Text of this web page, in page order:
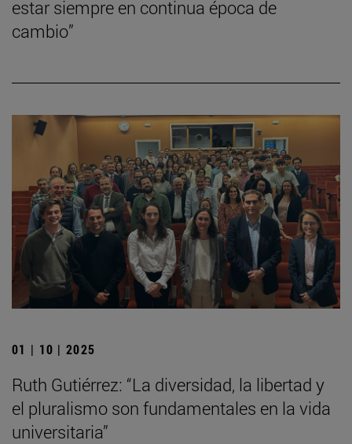
estar siempre en continua época de
cambio”
01 | 10 | 2025
Ruth Gutiérrez: “La diversidad, la libertad y
el pluralismo son fundamentales en la vida
universitaria”